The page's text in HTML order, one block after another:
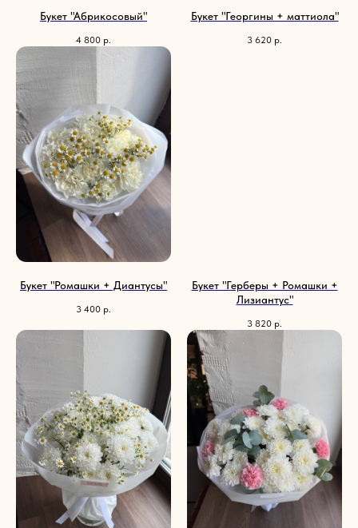
Букет "Абрикосовый"
4 800 р.
Букет "Георгины + маттиола"
3 620 р.
Букет "Ромашки + Диантусы"
3 400 р.
Букет "Герберы + Ромашки +
Лизиантус"
3 820 р.